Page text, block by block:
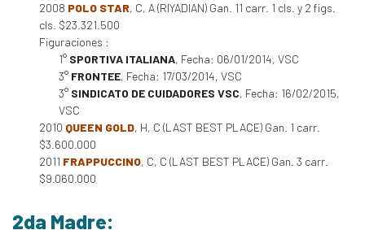
2008 POLO STAR, C, A (RIYADIAN) Gan. 11 carr. 1 cls. y 2 figs.
cls. $23.321.500
Figuraciones :
1° SPORTIVA ITALIANA, Fecha: 06/01/2014, VSC
3° FRONTEE, Fecha: 17/03/2014, VSC
3° SINDICATO DE CUIDADORES VSC, Fecha: 16/02/2015,
VSC
2010 QUEEN GOLD, H, C (LAST BEST PLACE) Gan. 1 carr.
$3.600.000
2011 FRAPPUCCINO, C, C (LAST BEST PLACE) Gan. 3 carr.
$9.060.000
2da Madre: